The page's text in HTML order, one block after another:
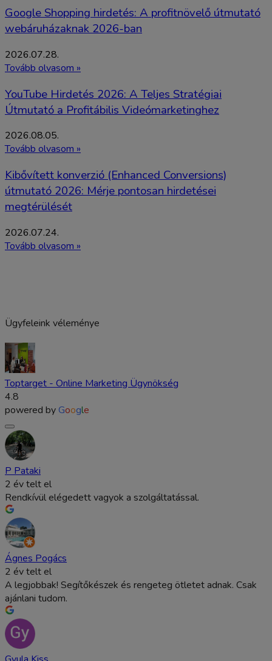
Google Shopping hirdetés: A profitnövelő útmutató
webáruházaknak 2026-ban
2026.07.28.
Tovább olvasom »
YouTube Hirdetés 2026: A Teljes Stratégiai
Útmutató a Profitábilis Videómarketinghez
2026.08.05.
Tovább olvasom »
Kibővített konverzió (Enhanced Conversions)
útmutató 2026: Mérje pontosan hirdetései
megtérülését
2026.07.24.
Tovább olvasom »
Ügyfeleink véleménye
Toptarget - Online Marketing Ügynökség
4.8
powered by Google
P Pataki
2 év telt el
Rendkívül elégedett vagyok a szolgáltatással.
Ágnes Pogács
2 év telt el
A legjobbak! Segítőkészek és rengeteg ötletet adnak. Csak
ajánlani tudom.